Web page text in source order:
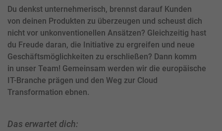
Du denkst unternehmerisch, brennst darauf Kunden
von deinen Produkten zu überzeugen und scheust dich
nicht vor unkonventionellen Ansätzen? Gleichzeitig hast
du Freude daran, die Initiative zu ergreifen und neue
Geschäftsmöglichkeiten zu erschließen? Dann komm
in unser Team! Gemeinsam werden wir die europäische
IT-Branche prägen und den Weg zur Cloud
Transformation ebnen.
Das erwartet dich: